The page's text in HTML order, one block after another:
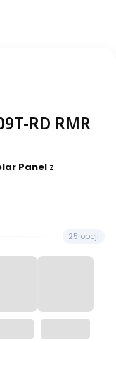
RD RMR
Panel z
25 opcji